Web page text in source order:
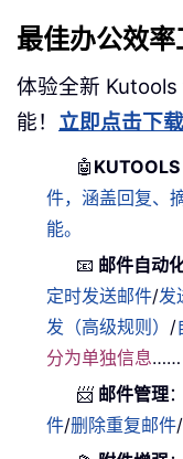
最佳办公效率
体验全新
能！ 立即点击下
🤖
件，涵盖回复、
能。
📧 邮件自动
定时发送邮件/发
发（高级规则） /
分为单独信息……
📨 邮件管理
件/删除重复邮件/